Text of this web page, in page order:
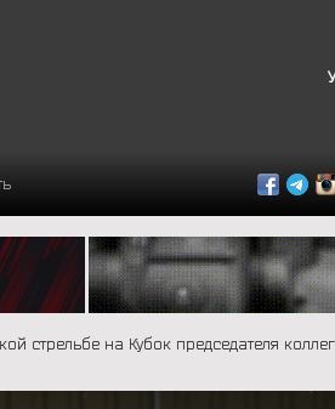
стрельбе на Кубок председателя